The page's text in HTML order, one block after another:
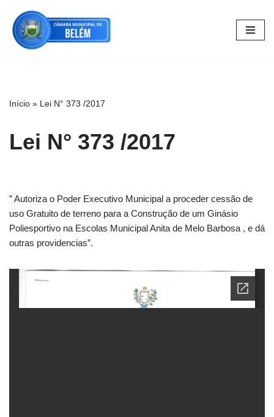
Pular
para
Início » Lei N° 373 /2017
Lei N° 373 /2017
” Autoriza o Poder Executivo Municipal a proceder cessão de
uso Gratuito de terreno para a Construção de um Ginásio
Poliesportivo na Escolas Municipal Anita de Melo Barbosa , e dá
outras providencias”.